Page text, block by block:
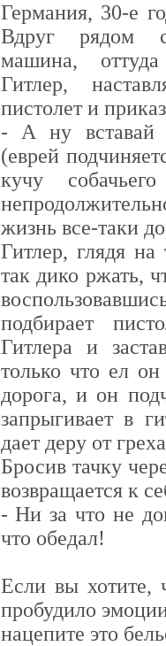
Германия, 30-е
Вдруг рядом с
машина,
Гитлер,
пистолет и
- А ну вставай
(еврей
кучу
жизнь все-таки
Гитлер, глядя на
так дико ржать,
подбирает
Гитлера и
только что ел
дорога, и он
запрыгивает в
дает деру от
Бросив тачку
возвращается к
- Ни за что не
что обедал!
Если вы хотите,
пробудило
нацепите это